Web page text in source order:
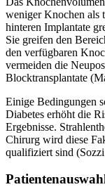
weniger Knochen als
hinteren Implantate
Sie greifen den
den verfügbaren
vermeiden die
Blocktransplantate
Einige Bedingungen
Diabetes erhöht die
Ergebnisse.
Chirurg wird diese
qualifiziert sind